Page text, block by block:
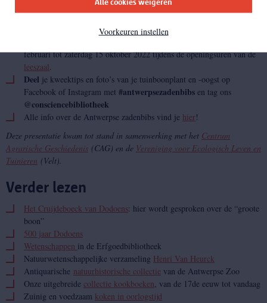
Alle cookies weigeren
Voorkeuren instellen
februari tot zaterdag 15 oktober 2022 tijdens de openingsuren van de
leeszaal.
Deel je kweektips en foto’s van je tuinboonplant en -oogst op
Facebook of Instagram met #antwerpsezadenbibs en tag ons
@consciencebibliotheek
Alle info over de Antwerpse zadenbibs vind je hier!
Deze presentatie kwam tot stand in samenwerking met het Centrum
Agrarische Geschiedenis (CAG) en de Vereniging voor Ecologisch Leven en
Tuinieren (Velt).
Verder lezen
Het Cruijdeboeck van Dodoens: hier wordt gesproken over de “groote
boon”
500 jaar Dodoens
Wetenschappen in de Erfgoedbibliotheek
Natuurwetenschappelijke verzameling Henri Van Heurck
Antiquarische natuurhistorische collectie van de Antwerpse Zoo
Onze uitgebreide collectie kookboeken, van de 17de eeuw tot vandaag
Zuinig en voedzaam koken in oorlogstijd